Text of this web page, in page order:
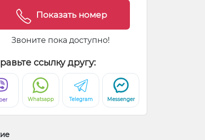
Показать номер
Звоните пока доступно!
ссылку другу:
Whatsapp Telegram Messenger